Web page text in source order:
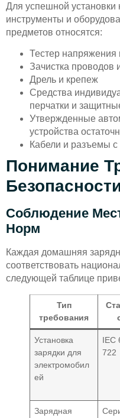
Для успешной
инструменты и
предметов относятся:
Тестер напряжения
Зачистка проводов
Дрель и крепеж
Средства
перчатки и
Утвержденные
устройства
Кабели и разъемы
Понимание
Соблюдение
Норм
Каждая домашняя
соответствовать
следующей таблице
Тип
требования
Установка
зарядки для
электромобил
ей
IEC
722
Зарядная